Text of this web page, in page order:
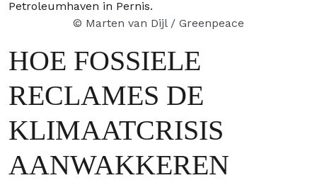
© Marten van Dijl / Greenpeace
HOE FOSSIELE
RECLAMES DE
KLIMAATCRISIS
AANWAKKEREN